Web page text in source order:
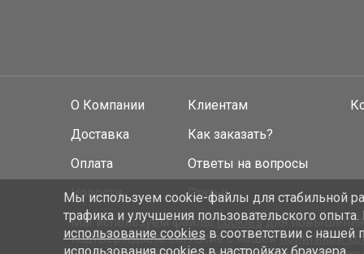
О Компании
Доставка
Оплата
Новости
Клиентам
Как заказать?
Ответы на вопросы
Статьи
Мы используем файлыcookiesдля повышения
подтверждаете согласие с нашей политикой
Мы используем cookie-файлы для стабильной
трафика и улучшения пользовательского
использование cookies в соответствии с